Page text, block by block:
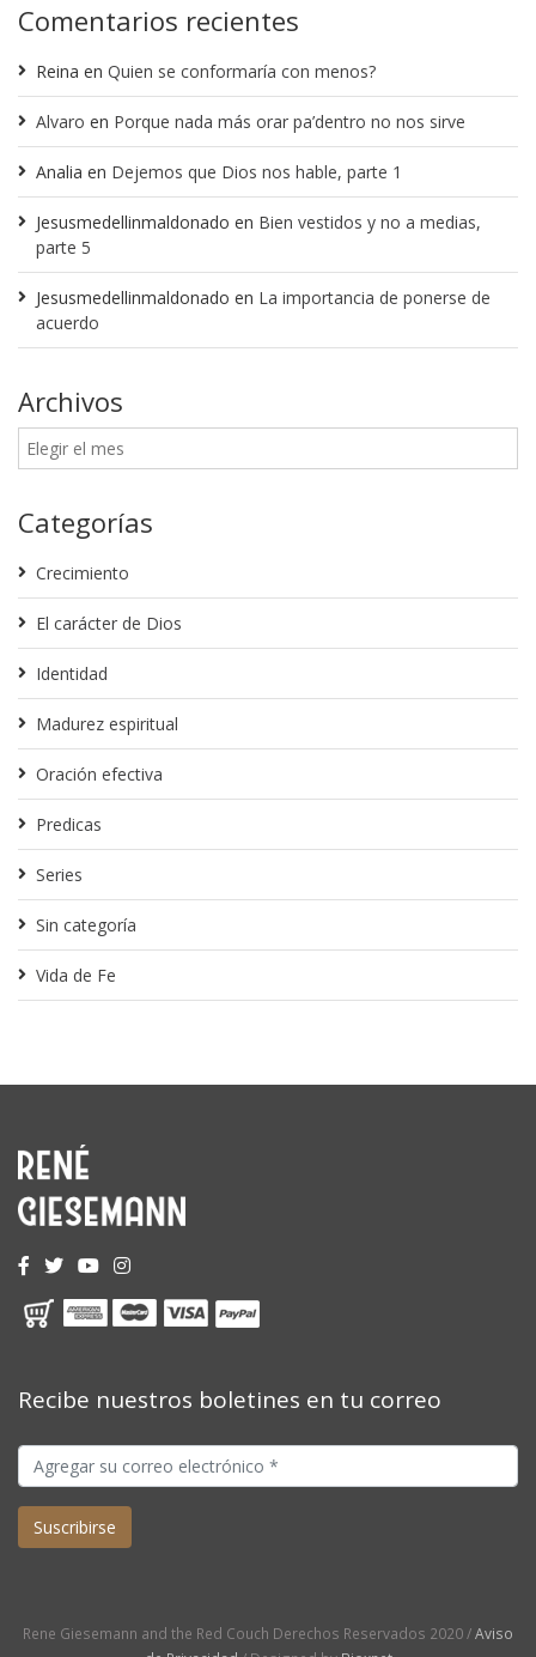
Comentarios recientes
Reina en Quien se conformaría con menos?
Alvaro en Porque nada más orar pa’dentro no nos sirve
Analia en Dejemos que Dios nos hable, parte 1
Jesusmedellinmaldonado en Bien vestidos y no a medias,
parte 5
Jesusmedellinmaldonado en La importancia de ponerse de
acuerdo
Archivos
Categorías
Crecimiento
El carácter de Dios
Identidad
Madurez espiritual
Oración efectiva
Predicas
Series
Sin categoría
Vida de Fe
Recibe nuestros boletines en tu correo
Rene Giesemann and the Red Couch Derechos Reservados 2020 /Aviso